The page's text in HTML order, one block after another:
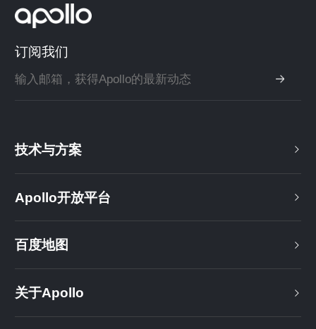
订阅我们
技术与方案
Apollo开放平台
百度地图
关于Apollo